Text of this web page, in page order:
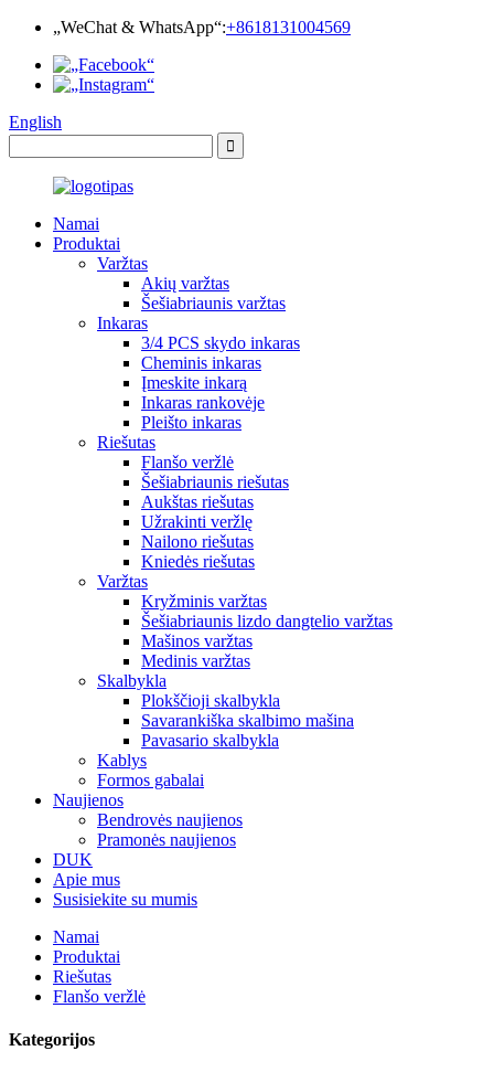
„WeChat & WhatsApp“:+8618131004569
English
Namai
Produktai
Varžtas
Akių varžtas
Šešiabriaunis varžtas
Inkaras
3/4 PCS skydo inkaras
Cheminis inkaras
Įmeskite inkarą
Inkaras rankovėje
Pleišto inkaras
Riešutas
Flanšo veržlė
Šešiabriaunis riešutas
Aukštas riešutas
Užrakinti veržlę
Nailono riešutas
Kniedės riešutas
Varžtas
Kryžminis varžtas
Šešiabriaunis lizdo dangtelio varžtas
Mašinos varžtas
Medinis varžtas
Skalbykla
Plokščioji skalbykla
Savarankiška skalbimo mašina
Pavasario skalbykla
Kablys
Formos gabalai
Naujienos
Bendrovės naujienos
Pramonės naujienos
DUK
Apie mus
Susisiekite su mumis
Namai
Produktai
Riešutas
Flanšo veržlė
Kategorijos